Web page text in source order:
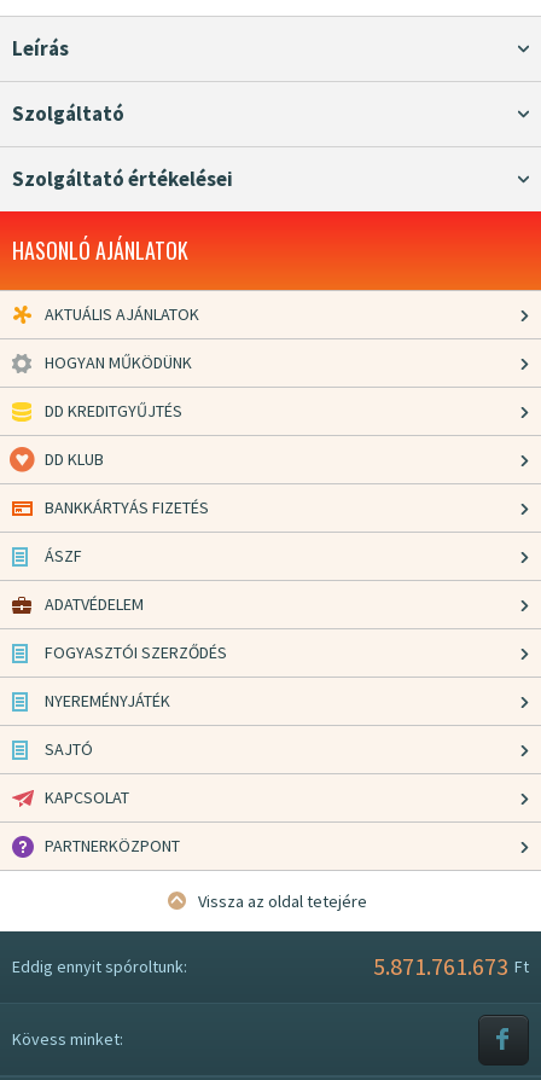
Leírás
Szolgáltató
Szolgáltató értékelései
HASONLÓ AJÁNLATOK
AKTUÁLIS AJÁNLATOK
HOGYAN MŰKÖDÜNK
DD KREDITGYŰJTÉS
DD KLUB
BANKKÁRTYÁS FIZETÉS
ÁSZF
ADATVÉDELEM
FOGYASZTÓI SZERZŐDÉS
NYEREMÉNYJÁTÉK
SAJTÓ
KAPCSOLAT
PARTNERKÖZPONT
Vissza az oldal tetejére
Eddig ennyit spóroltunk: 5.871.761.673 Ft
Kövess minket: